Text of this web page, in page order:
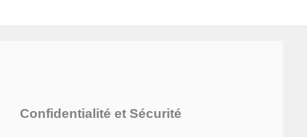
Confidentialité et Sécurité